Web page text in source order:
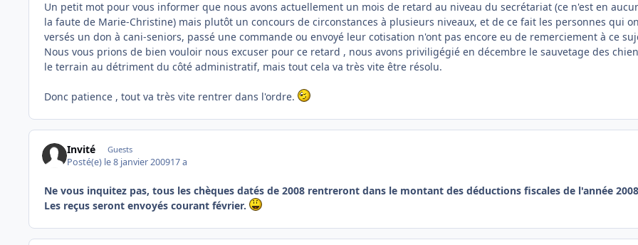
Un petit mot pour vous informer que nous avons actuellement un mois de retard au niveau du secrétariat (ce n'est en
la faute de Marie-Christine) mais plutôt un concours de circonstances à plusieurs niveaux, et de ce fait les personnes qui
versés un don à cani-seniors, passé une commande ou envoyé leur cotisation n'ont pas encore eu de remerciement à ce
Nous vous prions de bien vouloir nous excuser pour ce retard , nous avons priviligégié en décembre le sauvetage des
le terrain au détriment du côté administratif, mais tout cela va très vite être résolu.
Donc patience , tout va très vite rentrer dans l'ordre.
Invité Guests
Posté(e) le 8 janvier 200917 a
Ne vous inquitez pas, tous les chèques datés de 2008 rentreront dans le montant des déductions fiscales de l'année
Les reçus seront envoyés courant février.